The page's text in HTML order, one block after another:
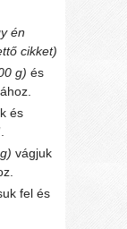
én
cikket)
g) és
és
vágjuk
fel és